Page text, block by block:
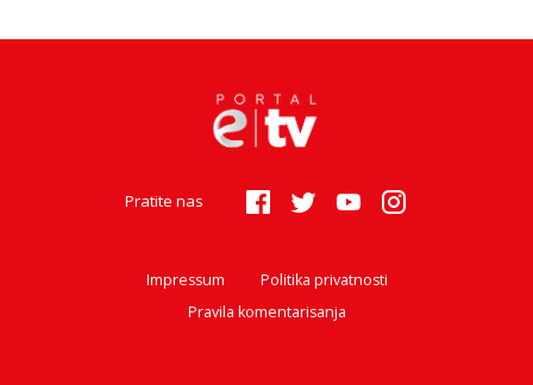
Pratite nas
Impressum
Politika privatnosti
Pravila komentarisanja